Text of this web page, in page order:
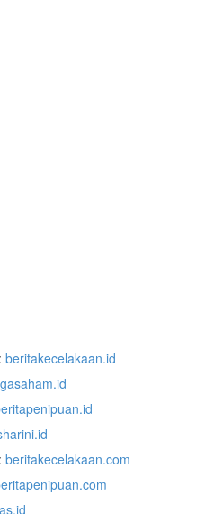
beritakecelakaan.id
beritakecelakaan.com